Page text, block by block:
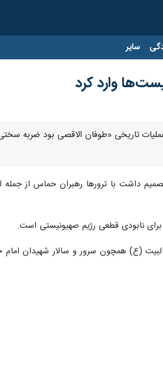
سایر
وارد کرد
تاریخی «طوفان الاقصی بود ضربه
داشت با ترورها رهبران حماس از
نابودی قطعی رژیم صهیونیستی است.
(ع) همچون سرور و سالار شهیدان